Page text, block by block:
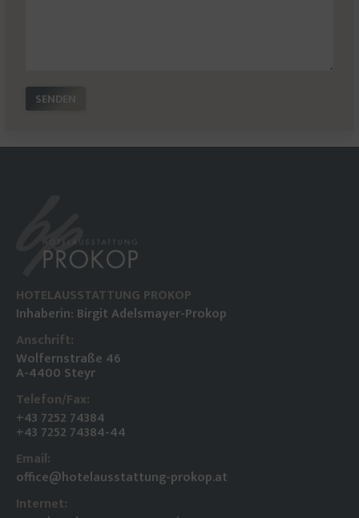
SENDEN
HOTELAUSSTATTUNG PROKOP
Inhaberin: Birgit Adelsmayer-Prokop
Anschrift:
Wolfernstraße 46
A-4400 Steyr
Telefon/Fax:
+43 7252 74384
+43 7252 74384-44
Email:
office@hotelausstattung-prokop.at
Internet: